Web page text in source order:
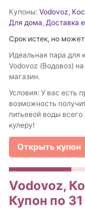
Купоны: Vodovoz,
Для дома, Доставка
Срок истек, но
Идеальная пара для
Vodovoz (Водовоз) на
магазин.
Условия: У вас есть
возможность
питьевой воды
кулеру!
Открыть купон
Vodovoz,
Купон по